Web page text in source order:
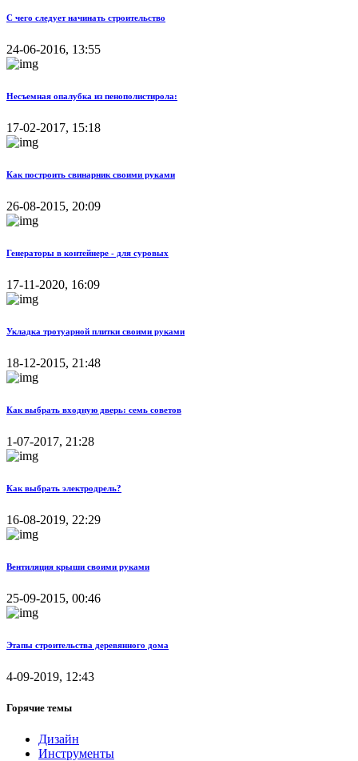
С чего следует начинать строительство
24-06-2016, 13:55
Несъемная опалубка из пенополистирола:
17-02-2017, 15:18
Как построить свинарник своими руками
26-08-2015, 20:09
Генераторы в контейнере - для суровых
17-11-2020, 16:09
Укладка тротуарной плитки своими руками
18-12-2015, 21:48
Как выбрать входную дверь: семь советов
1-07-2017, 21:28
Как выбрать электродрель?
16-08-2019, 22:29
Вентиляция крыши своими руками
25-09-2015, 00:46
Этапы строительства деревянного дома
4-09-2019, 12:43
Горячие темы
Дизайн
Инструменты